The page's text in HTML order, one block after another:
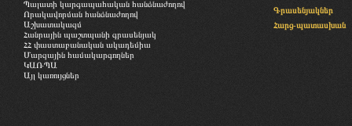
Պալատի կարգապահական հանձնաժողով
Որակավորման հանձնաժողով
Աշխատակազմ
Հանրային պաշտպանի գրասենյակ
ՀՀ փաստաբանական ակադեմիա
Մարզային համակարգողներ
ԿԱՌՊԱ
Այլ կառույցներ
Գրասենյակներ
Հարց-պատասխան